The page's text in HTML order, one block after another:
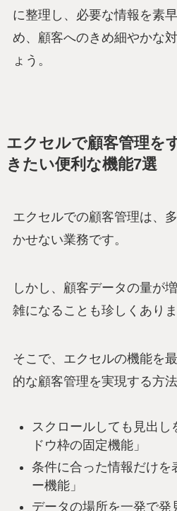
に整理し、必要な情報を素
め、顧客へのきめ細やかな
ょう。
エクセルで顧客管理を
きたい便利な機能7選
エクセルでの顧客管理は、
かせない業務です。
しかし、顧客データの量が
雑になることも珍しくありま
そこで、エクセルの機能を
的な顧客管理を実現する方
スクロールしても見出し
ドウ枠の固定機能」
条件に合った情報だけを
ー機能」
データの場所を一発で発